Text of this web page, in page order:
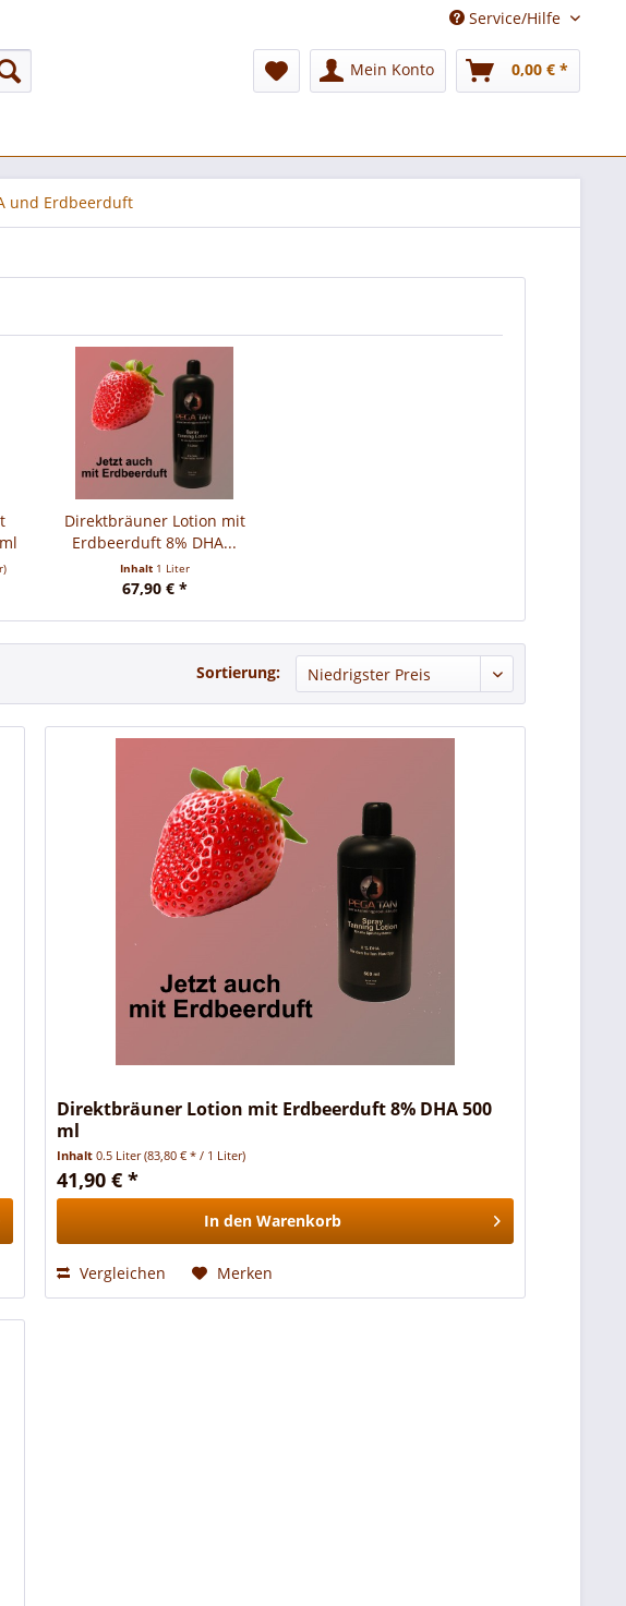
Service/Hilfe
Mein Konto 0,00 € *
und Erdbeerduft
Direktbräuner Lotion mit
Erdbeerduft 8% DHA...
Inhalt 1 Liter
67,90 € *
Sortierung:
Direktbräuner Lotion mit Erdbeerduft 8% DHA 500
ml
Inhalt0.5 Liter(83,80 € * / 1 Liter)
41,90 € *
In den Warenkorb
Vergleichen Merken